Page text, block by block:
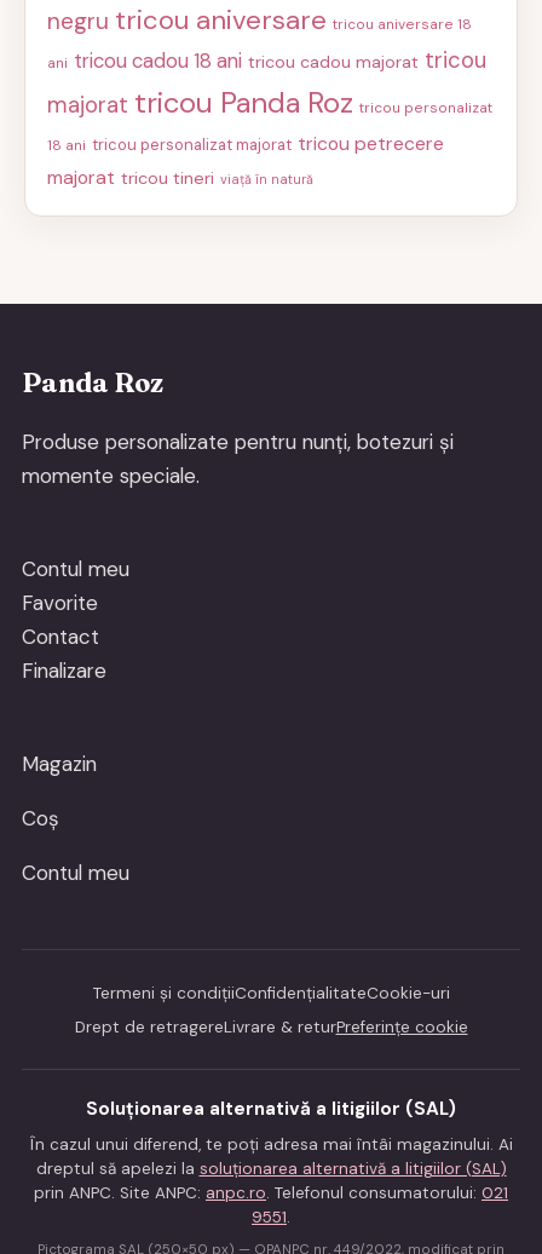
negru tricou aniversare tricou aniversare 18
ani tricou cadou 18 ani tricou cadou majorat tricou
majorat tricou Panda Roz tricou personalizat
18 ani tricou personalizat majorat tricou petrecere
majorat tricou tineri viață în natură
Panda Roz
Produse personalizate pentru nunți, botezuri și
momente speciale.
Contul meu
Favorite
Contact
Finalizare
Magazin
Coș
Contul meu
Termeni și condițiiConfidențialitateCookie-uri
Drept de retragereLivrare & returPreferințe cookie
Soluționarea alternativă a litigiilor (SAL)
În cazul unui diferend, te poți adresa mai întâi magazinului. Ai
dreptul să apelezi la soluționarea alternativă a litigiilor (SAL)
prin ANPC. Site ANPC: anpc.ro. Telefonul consumatorului: 021
9551.
Pictograma SAL (250×50 px) — OPANPC nr. 449/2022, modificat prin